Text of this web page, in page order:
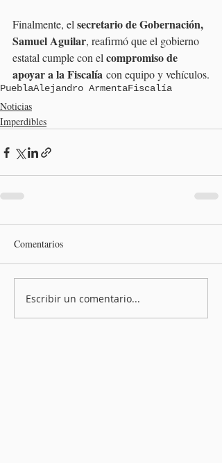
Finalmente, el secretario de Gobernación,
Samuel Aguilar, reafirmó que el gobierno
estatal cumple con el compromiso de
apoyar a la Fiscalía con equipo y vehículos.
PueblaAlejandro ArmentaFiscalía
Noticias
Imperdibles
Comentarios
Escribir un comentario...